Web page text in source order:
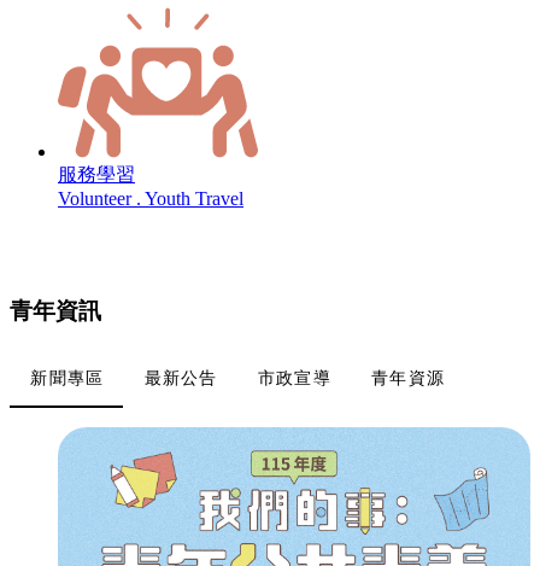
服務學習
Volunteer . Youth Travel
青年資訊
新聞專區 最新公告 市政宣導 青年資源